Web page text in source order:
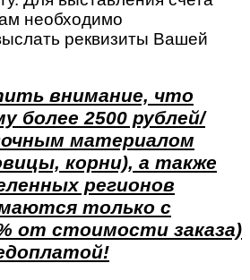
необходимо
реквизиты Вашей
внимание, что
более 2500 рублей/
материалом
корни), а также
регионов
только с
от стоимости заказа)